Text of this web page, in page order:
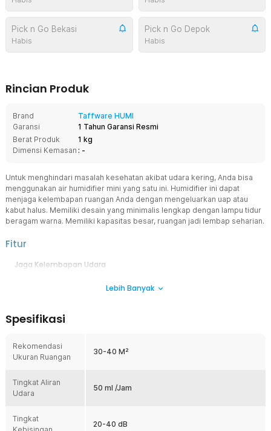
Pick n Go Bekasi
Habis
Pick n Go Depok
Habis
Rincian Produk
Brand
Taffware HUMI
Garansi
1 Tahun Garansi Resmi
Berat Produk
1 kg
Dimensi Kemasan : -
Untuk menghindari masalah kesehatan akibat udara kering, Anda bisa
menggunakan air humidifier mini yang satu ini. Humidifier ini dapat
menjaga kelembapan ruangan Anda dengan mengeluarkan uap atau
kabut halus. Memiliki desain yang minimalis lengkap dengan lampu tidur
beragam warna. Memiliki kapasitas besar, ruangan jadi lembap seharian.
Fitur
Jaga Kelembapan Udara
di ruangan dengan menghasilkan kabut halus dan menjaganya tetap
Operasi Hening
Temani Tidur Malam
sebagai lampu tidur. Pilihan warna yang tersedia membantu
menciptakan suasana kamar yang lebih hangat, nyaman, dan
Daya Universal
Menggunakan kabel USB, Anda bisa menyalakan humidifier
Lebih Banyak
Spesifikasi
Rekomendasi
Ukuran Ruangan
30-40 M²
Tingkat Aliran
Udara
50 ml /Jam
Tingkat
Kebisingan
20-40 dB